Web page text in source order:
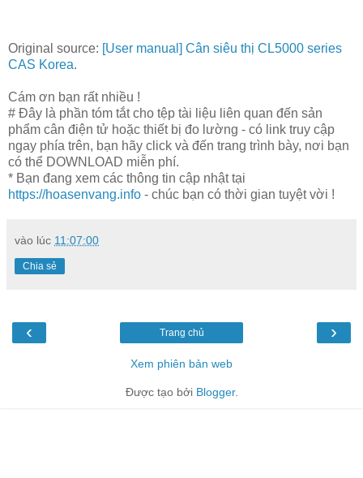
Original source: [User manual] Cân siêu thị CL5000 series
CAS Korea.
Cám ơn bạn rất nhiều !
# Đây là phần tóm tắt cho tệp tài liệu liên quan đến sản
phẩm cân điện tử hoặc thiết bị đo lường - có link truy cập
ngay phía trên, bạn hãy click và đến trang trình bày, nơi bạn
có thể DOWNLOAD miễn phí.
* Bạn đang xem các thông tin cập nhật tại
https://hoasenvang.info - chúc bạn có thời gian tuyệt vời !
vào lúc 11:07:00
Chia sẻ
‹ ›
Trang chủ
Xem phiên bản web
Được tạo bởi Blogger.